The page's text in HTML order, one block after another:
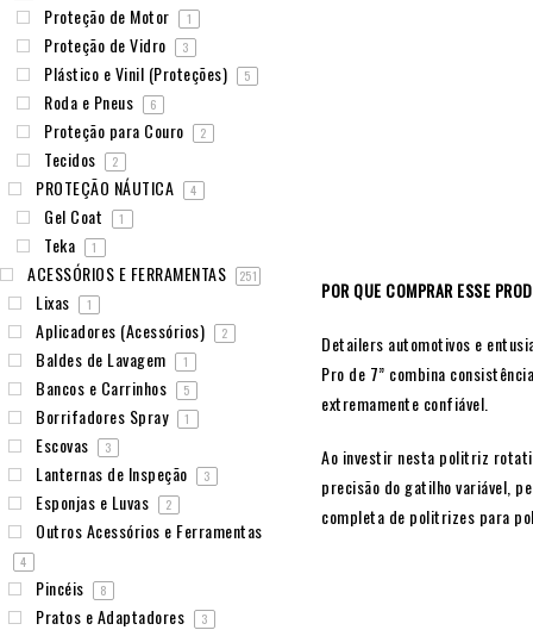
POR QUE COMPRAR ESSE
Detailers automotivos e
Pro de 7” combina
extremamente confiável.
Ao investir nesta politriz
precisão do gatilho variável,
completa de politrizes para
Proteção de Motor 1
Proteção de Vidro 3
Plástico e Vinil (Proteções) 5
Roda e Pneus 6
Proteção para Couro 2
Tecidos 2
PROTEÇÃO NÁUTICA 4
Gel Coat 1
Teka 1
ACESSÓRIOS E FERRAMENTAS 251
Lixas 1
Aplicadores (Acessórios) 2
Baldes de Lavagem 1
Bancos e Carrinhos 5
Borrifadores Spray 1
Escovas 3
Lanternas de Inspeção 3
Esponjas e Luvas 2
Outros Acessórios e Ferramentas
4
Pincéis 8
Pratos e Adaptadores 3